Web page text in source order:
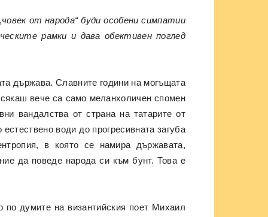
от народа“ буди особени симпатии
рамки и дава обективен поглед
държава. Славните години на могъщата
вече са само меланхоличен спомен
вандалства от страна на татарите от
води до прогресивната загуба
в която се намира държавата,
да поведе народа си към бунт. Това е
думите на византийския поет Михаил